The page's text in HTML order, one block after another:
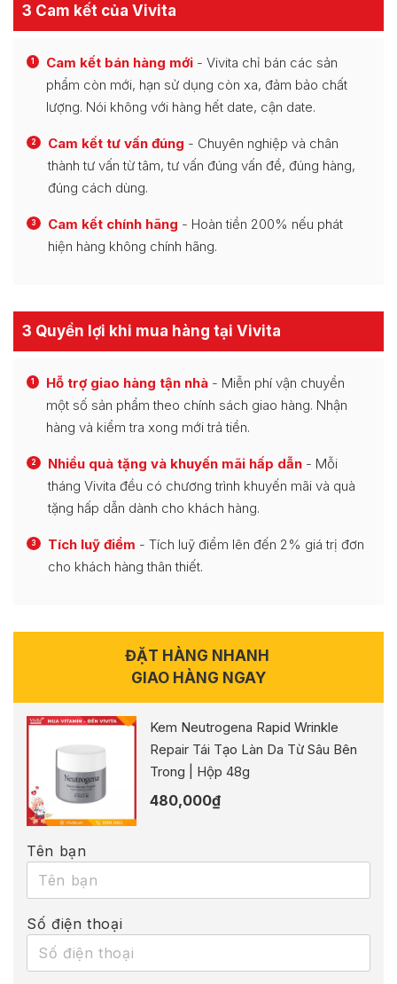
3 Cam kết của Vivita
1 Cam kết bán hàng mới - Vivita chỉ bán các sản
phẩm còn mới, hạn sử dụng còn xa, đảm bảo chất
lượng. Nói không với hàng hết date, cận date.
2 Cam kết tư vấn đúng - Chuyên nghiệp và chân
thành tư vấn từ tâm, tư vấn đúng vấn đề, đúng hàng,
đúng cách dùng.
3 Cam kết chính hãng - Hoàn tiền 200% nếu phát
hiện hàng không chính hãng.
3 Quyền lợi khi mua hàng tại Vivita
1 Hỗ trợ giao hàng tận nhà - Miễn phí vận chuyển
một số sản phẩm theo chính sách giao hàng. Nhận
hàng và kiểm tra xong mới trả tiền.
2 Nhiều quà tặng và khuyến mãi hấp dẫn - Mỗi
tháng Vivita đều có chương trình khuyến mãi và quà
tặng hấp dẫn dành cho khách hàng.
3 Tích luỹ điểm - Tích luỹ điểm lên đến 2% giá trị đơn
cho khách hàng thân thiết.
ĐẶT HÀNG NHANH
GIAO HÀNG NGAY
Kem Neutrogena Rapid Wrinkle
Repair Tái Tạo Làn Da Từ Sâu Bên
Trong | Hộp 48g
480,000₫
Tên bạn
Số điện thoại